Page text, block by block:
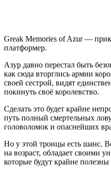
Greak Memories of Azur —
платформер.
Азур давно перестал быть
как сюда вторглись армии
своей сестрой, видят
покинуть своё королевство.
Сделать это будет крайне
путь полный смертельных
головоломок и опаснейших
Но у этой троицы есть шанс.
на возраст, обладает своими
которые будут крайне